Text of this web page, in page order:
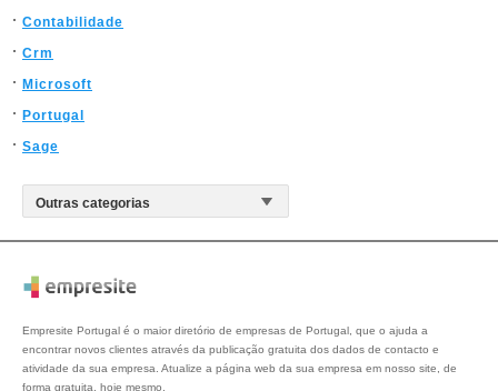
Contabilidade
Crm
Microsoft
Portugal
Sage
Empresite Portugal é o maior diretório de empresas de Portugal, que o ajuda a
encontrar novos clientes através da publicação gratuita dos dados de contacto e
atividade da sua empresa. Atualize a página web da sua empresa em nosso site, de
forma gratuita, hoje mesmo.